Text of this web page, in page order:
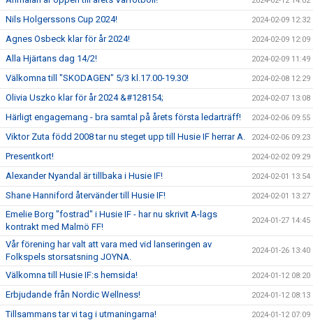
Nils Holgerssons Cup 2024! 2024-02-09 12:32
Agnes Osbeck klar för år 2024! 2024-02-09 12:09
Alla Hjärtans dag 14/2! 2024-02-09 11:49
Välkomna till "SKODAGEN" 5/3 kl.17.00-19.30! 2024-02-08 12:29
Olivia Uszko klar för år 2024 &#128154; 2024-02-07 13:08
Härligt engagemang - bra samtal på årets första ledarträff! 2024-02-06 09:55
Viktor Zuta född 2008 tar nu steget upp till Husie IF herrar A. 2024-02-06 09:23
Presentkort! 2024-02-02 09:29
Alexander Nyandal är tillbaka i Husie IF! 2024-02-01 13:54
Shane Hanniford återvänder till Husie IF! 2024-02-01 13:27
Emelie Borg "fostrad" i Husie IF - har nu skrivit A-lags
kontrakt med Malmö FF!
2024-01-27 14:45
Vår förening har valt att vara med vid lanseringen av
Folkspels storsatsning JOYNA.
2024-01-26 13:40
Välkomna till Husie IF:s hemsida! 2024-01-12 08:20
Erbjudande från Nordic Wellness! 2024-01-12 08:13
Tillsammans tar vi tag i utmaningarna! 2024-01-12 07:09